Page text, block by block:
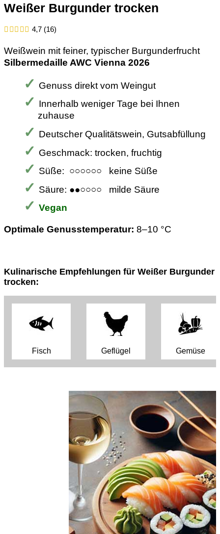
Weißer Burgunder trocken
4,7 (16)
Weißwein mit feiner, typischer Burgunderfrucht
Silbermedaille AWC Vienna 2026
Genuss direkt vom Weingut
Innerhalb weniger Tage bei Ihnen
zuhause
Deutscher Qualitätswein, Gutsabfüllung
Geschmack: trocken, fruchtig
Süße: ○○○○○○ keine Süße
Säure: ●●○○○○ milde Säure
Vegan
Optimale Genusstemperatur: 8–10 °C
Kulinarische Empfehlungen für Weißer Burgunder
trocken:
Fisch Geflügel Gemüse